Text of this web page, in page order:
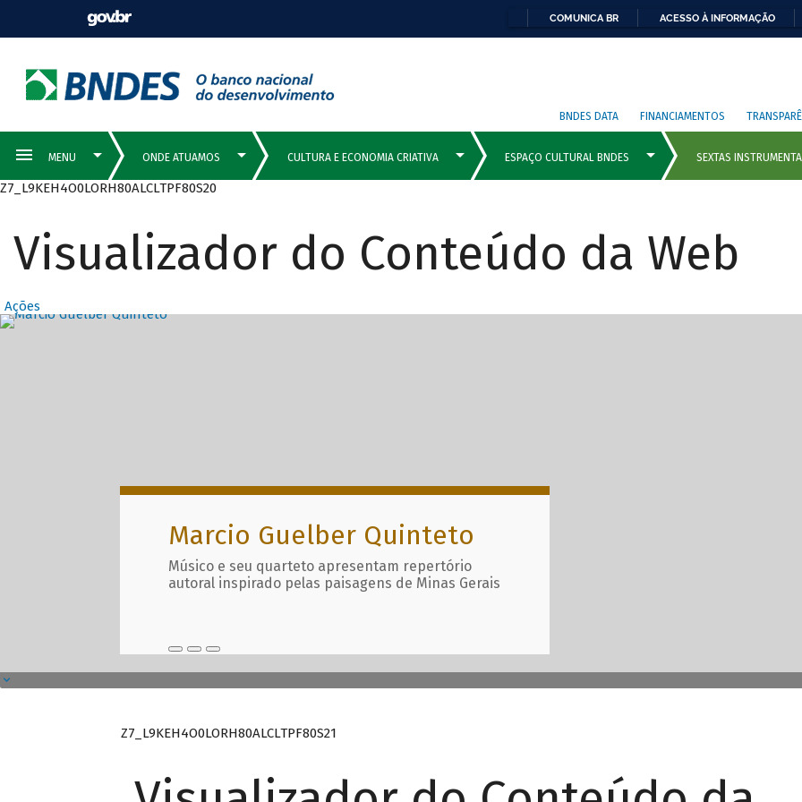
COMUNICA BR ACESSO À INFORMAÇÃO
BNDES DATA FINANCIAMENTOS
Z7_L9KEH4O0LORH80ALCLTPF80S20
Visualizador do Conteúdo da Web
Ações
Destaques Principais com
Marcio Guelber Quinteto
Músico e seu quarteto apresentam repertório
autoral inspirado pelas paisagens de Minas Gerais
Z7_L9KEH4O0LORH80ALCLTPF80S21